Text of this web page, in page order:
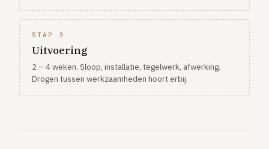
STAP 3
Uitvoering
2 – 4 weken. Sloop, installatie, tegelwerk, afwerking.
Drogen tussen werkzaamheden hoort erbij.